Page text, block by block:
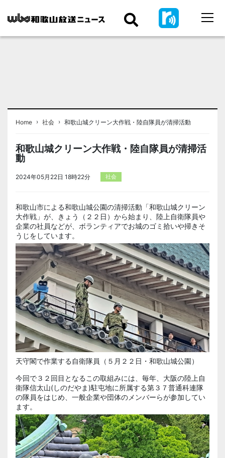
Home › 社会 › 和歌山城クリーン大作戦・陸自隊員が清掃活動
和歌山城クリーン大作戦・陸自隊員が清掃活
動
2024年05月22日 18時22分 社会
和歌山市による和歌山城公園の清掃活動「和歌山城クリーン
大作戦」が、きょう（２２日）から始まり、陸上自衛隊員や
企業の社員などが、ボランティアでお城のゴミ拾いや掃きそ
うじをしています。
天守閣で作業する自衛隊員（５月２２日・和歌山城公園）
今回で３２回目となるこの取組みには、毎年、大阪の陸上自
衛隊信太山(しのだやま)駐屯地に所属する第３７普通科連隊
の隊員をはじめ、一般企業や団体のメンバーらが参加してい
ます。